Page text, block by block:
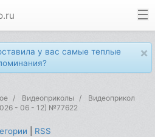
×
у вас самые теплые
Видеоприколы
Видеоприкол
- 06 - 12) №77622
RSS